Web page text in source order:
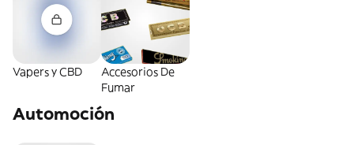
Vapers y CBD
Accesorios De
Fumar
Automoción